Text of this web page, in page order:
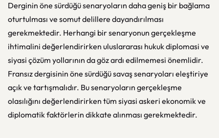
Derginin öne sürdüğü senaryoların daha geniş bir bağlama
oturtulması ve somut delillere dayandırılması
gerekmektedir. Herhangi bir senaryonun gerçekleşme
ihtimalini değerlendirirken uluslararası hukuk diplomasi ve
siyasi çözüm yollarının da göz ardı edilmemesi önemlidir.
Fransız dergisinin öne sürdüğü savaş senaryoları eleştiriye
açık ve tartışmalıdır. Bu senaryoların gerçekleşme
olasılığını değerlendirirken tüm siyasi askeri ekonomik ve
diplomatik faktörlerin dikkate alınması gerekmektedir.